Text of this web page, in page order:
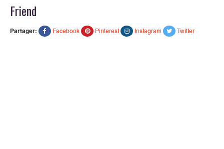
Friend
Partager: Facebook Pinterest Instagram Twitter